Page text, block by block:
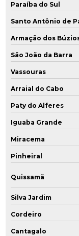
Instalação de
Instalação de
Investigação
Investigação
Investigação de
Investigação
Investigação
Investigação
Monitoramento
Monitoramento
Paraíba do Sul
Santo Antônio de
Armação dos
São João da Barra
Vassouras
Arraial do Cabo
Paty do Alferes
Iguaba Grande
Miracema
Pinheiral
Quissamã
Silva Jardim
Cordeiro
Cantagalo